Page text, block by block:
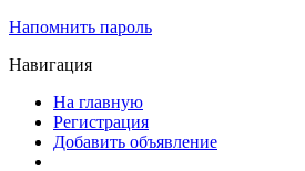
Напомнить пароль
Навигация
На главную
Регистрация
Добавить объявление